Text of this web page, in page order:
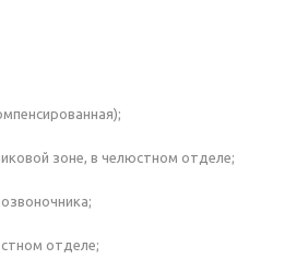
зоне, в челюстном отделе;
отделе;